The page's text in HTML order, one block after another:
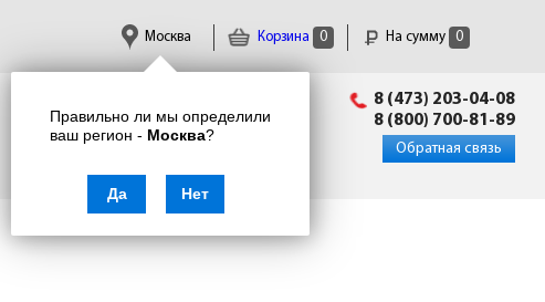
Корзина 0 На сумму 0
Правильно ли мы определили
ваш регион - Москва?
Да Нет
Москва
info@enkor24.ru
8 (473) 203-04-08
8 (800) 700-81-89
Обратная связь